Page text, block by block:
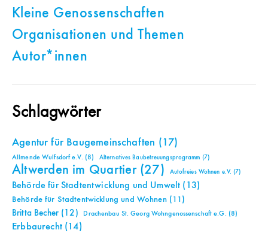
Kleine Genossenschaften
Organisationen und Themen
Autor*innen
Schlagwörter
Agentur für Baugemeinschaften (17)
Allmende Wulfsdorf e.V. (8) Alternatives Baubetreuungsprogramm (7)
Altwerden im Quartier(27) Autofreies Wohnen e.V. (7)
Behörde für Stadtentwicklung und Umwelt (13)
Behörde für Stadtentwicklung und Wohnen(11)
Britta Becher(12) Drachenbau St. Georg Wohngenossenschaft e.G. (8)
Erbbaurecht(14)